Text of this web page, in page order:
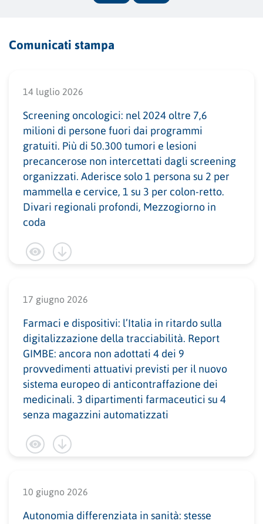
Comunicati stampa
14 luglio 2026
Screening oncologici: nel 2024 oltre 7,6
milioni di persone fuori dai programmi
gratuiti. Più di 50.300 tumori e lesioni
precancerose non intercettati dagli screening
organizzati. Aderisce solo 1 persona su 2 per
mammella e cervice, 1 su 3 per colon-retto.
Divari regionali profondi, Mezzogiorno in
coda
17 giugno 2026
Farmaci e dispositivi: l’Italia in ritardo sulla
digitalizzazione della tracciabilità. Report
GIMBE: ancora non adottati 4 dei 9
provvedimenti attuativi previsti per il nuovo
sistema europeo di anticontraffazione dei
medicinali. 3 dipartimenti farmaceutici su 4
senza magazzini automatizzati
10 giugno 2026
Autonomia differenziata in sanità: stesse